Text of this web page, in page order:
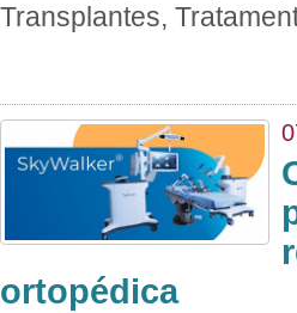
Transplantes,
ortopédica